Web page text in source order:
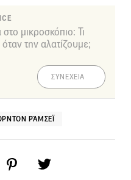
μικροσκόπιο: Τι
την αλατίζουμε;
ΣΥΝΕΧΕΙΑ
ΡΆΜΣΕΪ